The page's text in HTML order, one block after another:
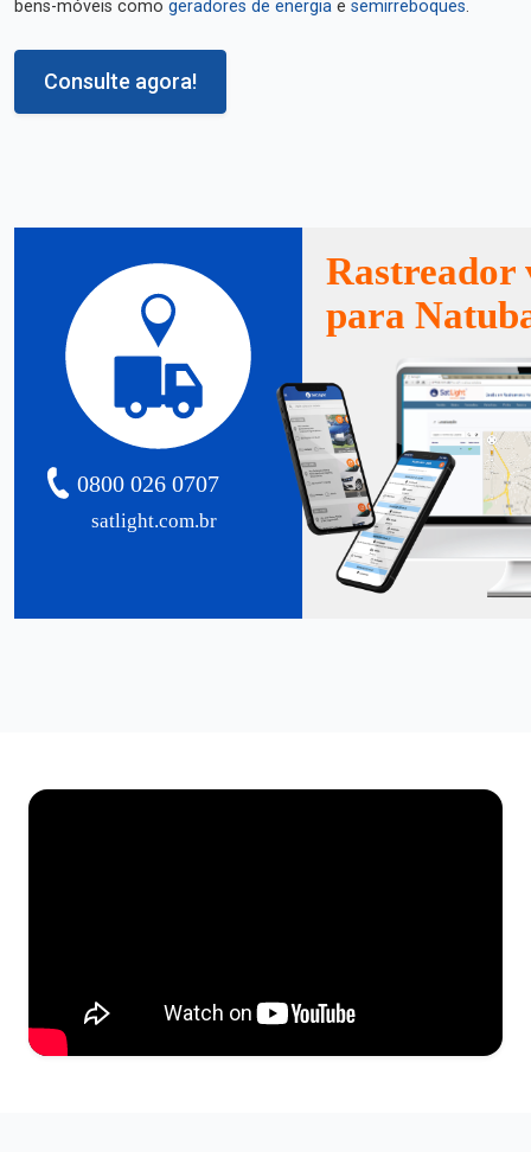
bens-móveis como geradores de energia e semirreboques.
Consulte agora!
satlight.com.br
0800 026 0707
Rastreador
para